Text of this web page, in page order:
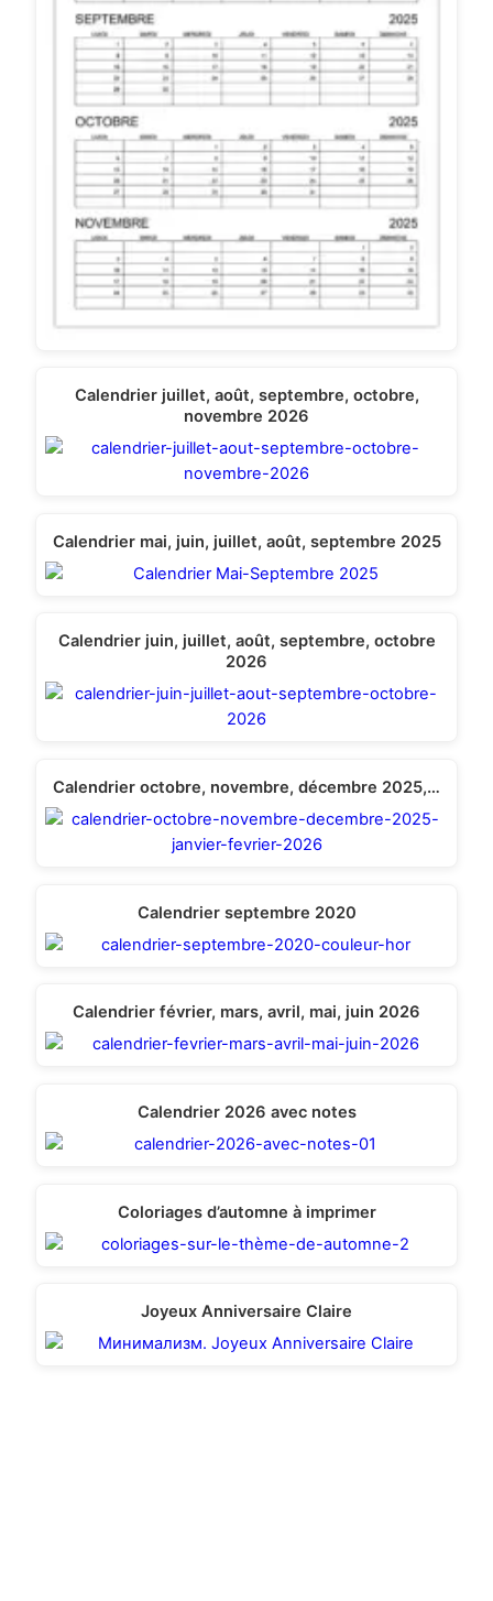
Calendrier juillet, août, septembre, octobre,
novembre 2026
Calendrier mai, juin, juillet, août, septembre 2025
Calendrier juin, juillet, août, septembre, octobre
2026
Calendrier octobre, novembre, décembre 2025,…
Calendrier septembre 2020
Calendrier février, mars, avril, mai, juin 2026
Calendrier 2026 avec notes
Coloriages d’automne à imprimer
Joyeux Anniversaire Claire